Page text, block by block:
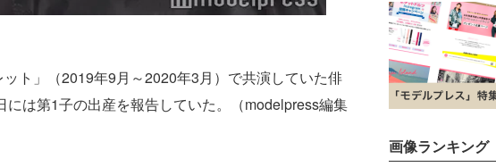
ト」（2019年9月～2020年3月）で共演していた俳
は第1子の出産を報告していた。（modelpress編集
画像ランキング